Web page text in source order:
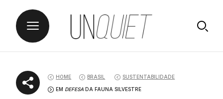
content
HOME BRASIL SUSTENTABILIDADE
EM DEFESA DA FAUNA SILVESTRE